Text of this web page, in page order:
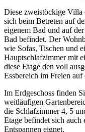
Diese zweistöckige Villa
sich beim Betreten auf
eigenem Bad und auf
Bad befindet. Der
wie Sofas, Tischen und
Hauptschlafzimmer mit
diese Etage den voll
Essbereich im Freien auf
Im Erdgeschoss finden
weitläufigen
die Schlafzimmer 4, 5
Etage befindet sich auch
Entspannen eignet.